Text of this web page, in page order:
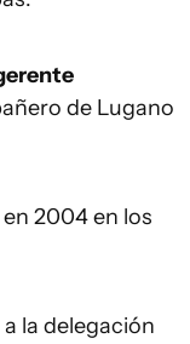
de Lugano
2004 en los
la delegación